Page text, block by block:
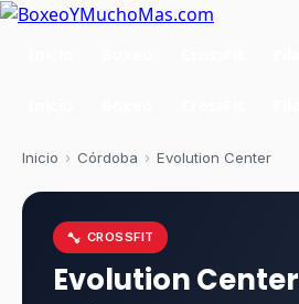
Inicio › Córdoba › Evolution Center
CROSSFIT
Evolution Center